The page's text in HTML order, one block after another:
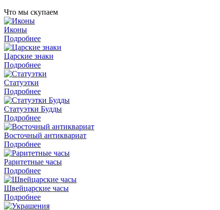
Что мы скупаем
Иконы
Подробнее
Царские знаки
Подробнее
Статуэтки
Подробнее
Статуэтки Будды
Подробнее
Восточный антиквариат
Подробнее
Раритетные часы
Подробнее
Швейцарские часы
Подробнее